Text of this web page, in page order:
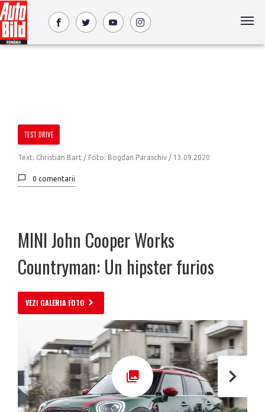
TEST DRIVE
Text: Christian Bart / Foto: Bogdan Paraschiv / 13.09.2020
0 comentarii
MINI John Cooper Works
Countryman: Un hipster furios
VEZI GALERIA FOTO